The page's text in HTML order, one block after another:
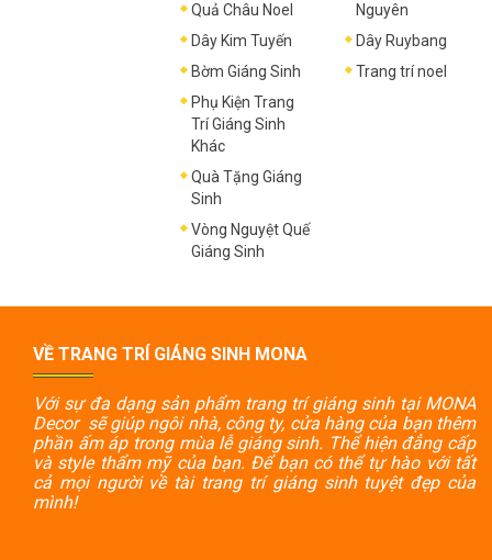
Quả Châu Noel
Dây Kim Tuyến
Bờm Giáng Sinh
Phụ Kiện Trang
Trí Giáng Sinh
Khác
Quà Tặng Giáng
Sinh
Vòng Nguyệt Quế
Giáng Sinh
Nguyên
Dây Ruybang
Trang trí noel
VỀ TRANG TRÍ GIÁNG SINH MONA
Với sự đa dạng sản phẩm trang trí giáng sinh tại MONA
Decor sẽ giúp ngôi nhà, công ty, cửa hàng của bạn thêm
phần ấm áp trong mùa lễ giáng sinh. Thể hiện đẳng cấp
và style thẩm mỹ của bạn. Để bạn có thể tự hào với tất
cả mọi người về tài trang trí giáng sinh tuyệt đẹp của
mình!